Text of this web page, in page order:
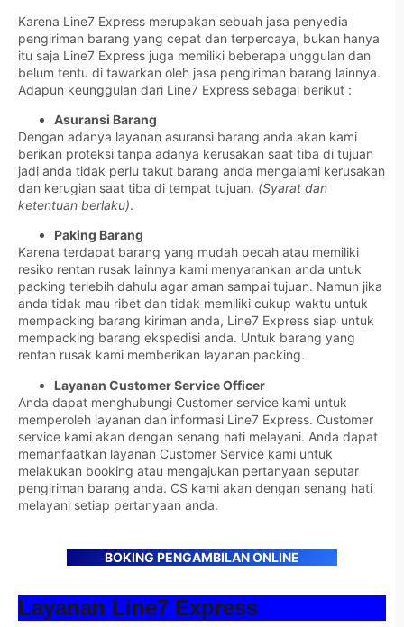
Karena Line7 Express merupakan sebuah jasa penyedia
pengiriman barang yang cepat dan terpercaya, bukan hanya
itu saja Line7 Express juga memiliki beberapa unggulan dan
belum tentu di tawarkan oleh jasa pengiriman barang lainnya.
Adapun keunggulan dari Line7 Express sebagai berikut :
Asuransi Barang
Dengan adanya layanan asuransi barang anda akan kami
berikan proteksi tanpa adanya kerusakan saat tiba di tujuan
jadi anda tidak perlu takut barang anda mengalami kerusakan
dan kerugian saat tiba di tempat tujuan. (Syarat dan
ketentuan berlaku).
Paking Barang
Karena terdapat barang yang mudah pecah atau memiliki
resiko rentan rusak lainnya kami menyarankan anda untuk
packing terlebih dahulu agar aman sampai tujuan. Namun jika
anda tidak mau ribet dan tidak memiliki cukup waktu untuk
mempacking barang kiriman anda, Line7 Express siap untuk
mempacking barang ekspedisi anda. Untuk barang yang
rentan rusak kami memberikan layanan packing.
Layanan Customer Service Officer
Anda dapat menghubungi Customer service kami untuk
memperoleh layanan dan informasi Line7 Express. Customer
service kami akan dengan senang hati melayani. Anda dapat
memanfaatkan layanan Customer Service kami untuk
melakukan booking atau mengajukan pertanyaan seputar
pengiriman barang anda. CS kami akan dengan senang hati
melayani setiap pertanyaan anda.
BOKING PENGAMBILAN ONLINE
Layanan Line7 Express